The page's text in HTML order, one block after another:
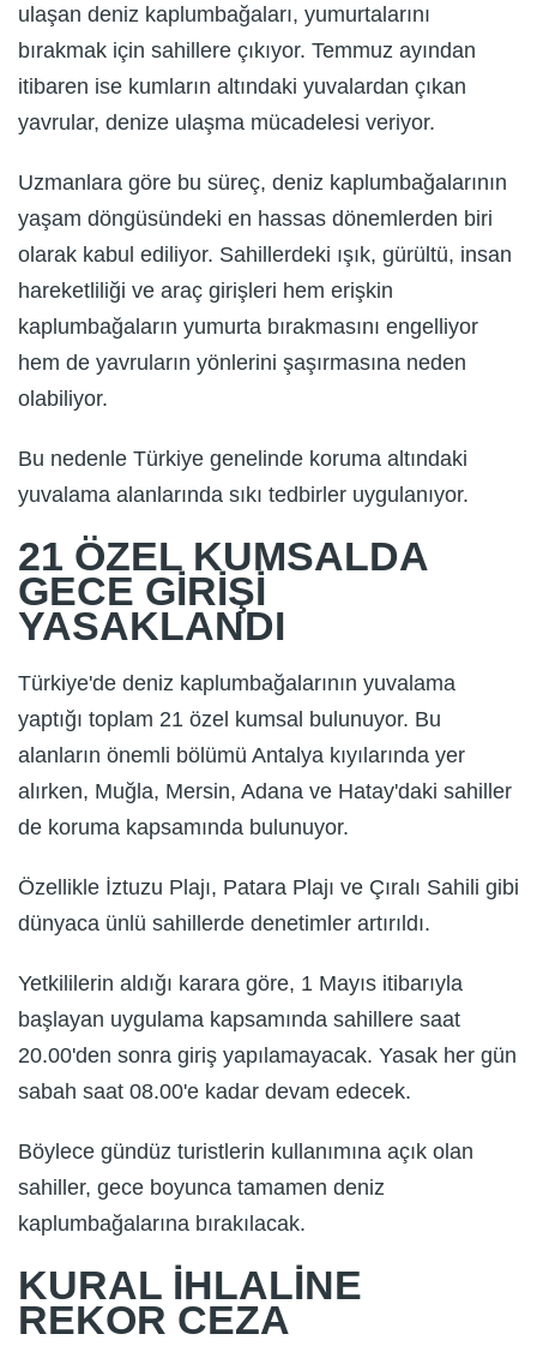
ulaşan deniz kaplumbağaları, yumurtalarını
bırakmak için sahillere çıkıyor. Temmuz ayından
itibaren ise kumların altındaki yuvalardan çıkan
yavrular, denize ulaşma mücadelesi veriyor.
Uzmanlara göre bu süreç, deniz kaplumbağalarının
yaşam döngüsündeki en hassas dönemlerden biri
olarak kabul ediliyor. Sahillerdeki ışık, gürültü, insan
hareketliliği ve araç girişleri hem erişkin
kaplumbağaların yumurta bırakmasını engelliyor
hem de yavruların yönlerini şaşırmasına neden
olabiliyor.
Bu nedenle Türkiye genelinde koruma altındaki
yuvalama alanlarında sıkı tedbirler uygulanıyor.
21 ÖZEL KUMSALDA
GECE GİRİŞİ
YASAKLANDI
Türkiye'de deniz kaplumbağalarının yuvalama
yaptığı toplam 21 özel kumsal bulunuyor. Bu
alanların önemli bölümü Antalya kıyılarında yer
alırken, Muğla, Mersin, Adana ve Hatay'daki sahiller
de koruma kapsamında bulunuyor.
Özellikle İztuzu Plajı, Patara Plajı ve Çıralı Sahili gibi
dünyaca ünlü sahillerde denetimler artırıldı.
Yetkililerin aldığı karara göre, 1 Mayıs itibarıyla
başlayan uygulama kapsamında sahillere saat
20.00'den sonra giriş yapılamayacak. Yasak her gün
sabah saat 08.00'e kadar devam edecek.
Böylece gündüz turistlerin kullanımına açık olan
sahiller, gece boyunca tamamen deniz
kaplumbağalarına bırakılacak.
KURAL İHLALİNE
REKOR CEZA